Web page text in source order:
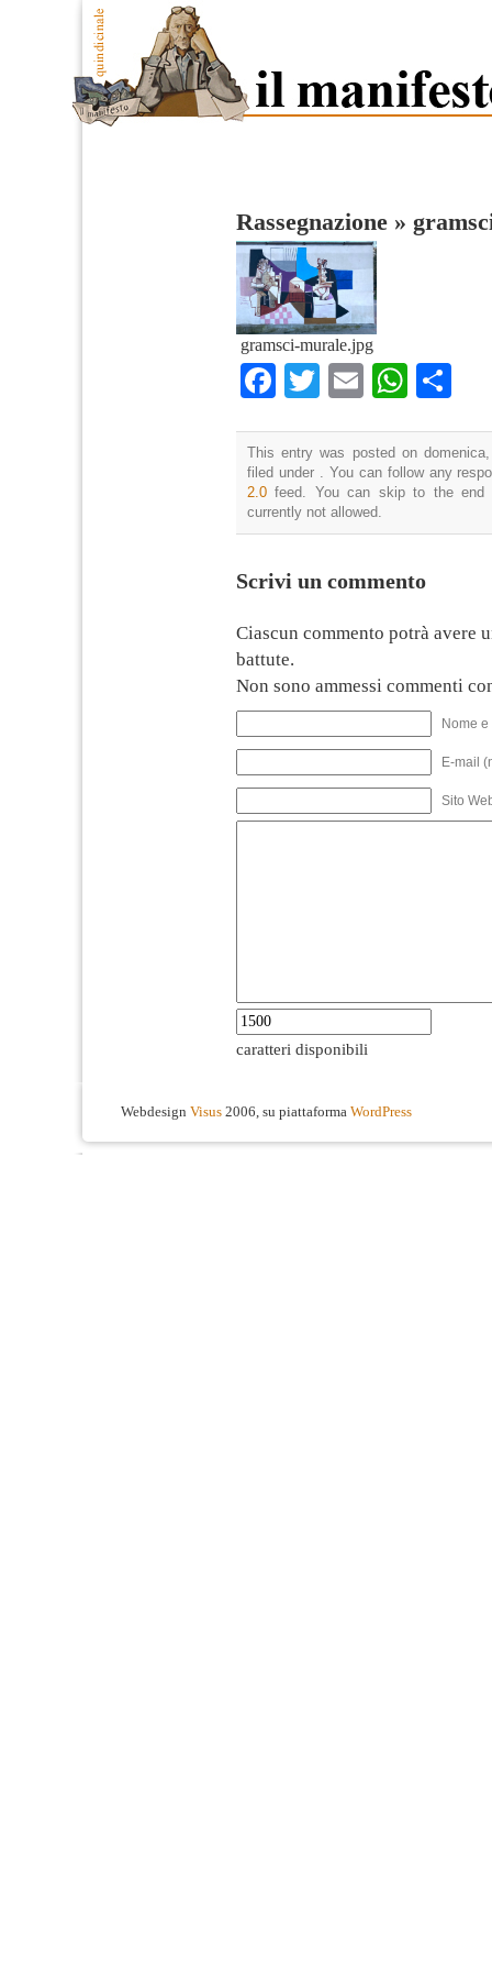
Rassegnazione »
gramsci-murale.jpg
Facebook
TwitterEmail
This entry was posted on
filed under . You can follow any
2.0 feed. You can skip to the end
currently not allowed.
Scrivi un commento
Ciascun commento potrà avere
battute.
Non sono ammessi commenti
Nome
E-mail
Sito
caratteri disponibili
Webdesign Visus 2006, su piattaforma WordPress